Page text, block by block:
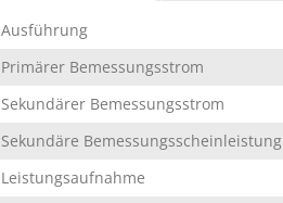
Ausführung
Primärer Bemessungsstrom
Sekundärer Bemessungsstrom
Sekundäre Bemessungsscheinleistung
Leistungsaufnahme